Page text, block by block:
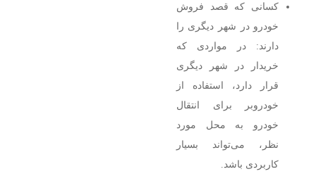
کسانی که قصد فروش
خودرو در شهر دیگری را
دارند: در مواردی که
خریدار در شهر دیگری
قرار دارد، استفاده از
خودروبر برای انتقال
خودرو به محل مورد
نظر، می‌تواند بسیار
کاربردی باشد.